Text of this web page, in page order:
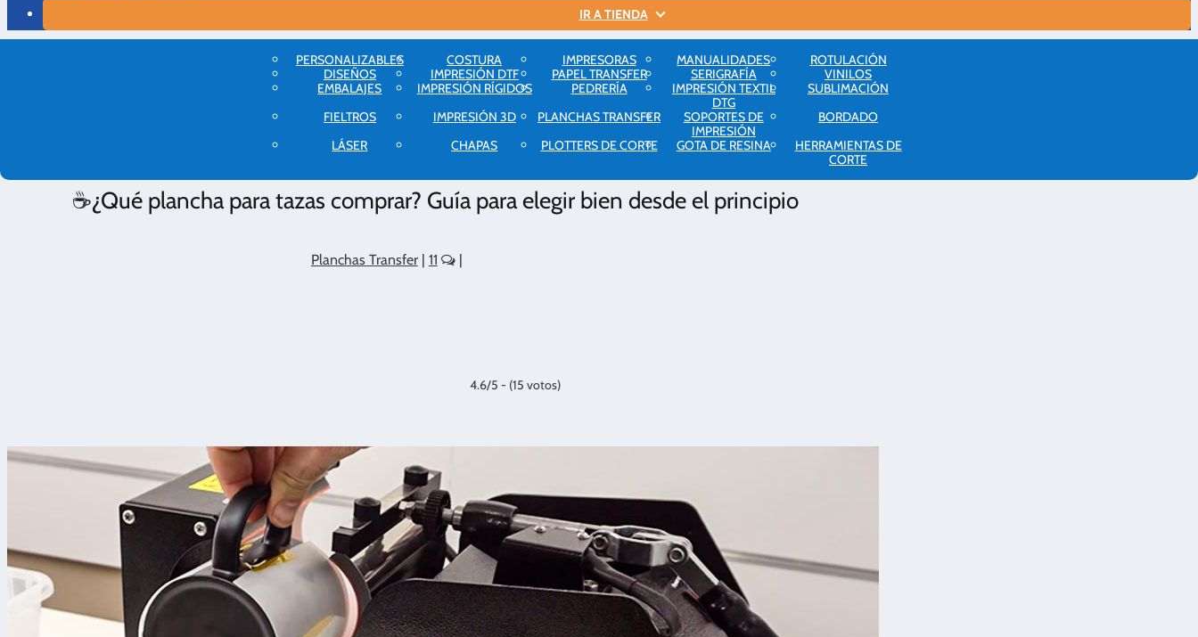
IR A TIENDA
PERSONALIZABLES COSTURA IMPRESORAS MANUALIDADES
ROTULACIÓN
DISEÑOS
IMPRESIÓN DTF PAPEL TRANSFER SERIGRAFÍA
VINILOS
EMBALAJES
IMPRESIÓN RÍGIDOS PEDRERÍA
IMPRESIÓN TEXTIL
DTG
SUBLIMACIÓN
FIELTROS
IMPRESIÓN 3D PLANCHAS TRANSFER
SOPORTES DE
IMPRESIÓN
BORDADO
LÁSER
CHAPAS PLOTTERS DE CORTE GOTA DE RESINA
HERRAMIENTAS DE
CORTE
☕¿Qué plancha para tazas comprar? Guía para elegir bien desde el principio
☕¿Qué plancha para tazas comprar? Guía para elegir bien desde el principio
Planchas Transfer| 11 |
4.6/5 - (15 votos)